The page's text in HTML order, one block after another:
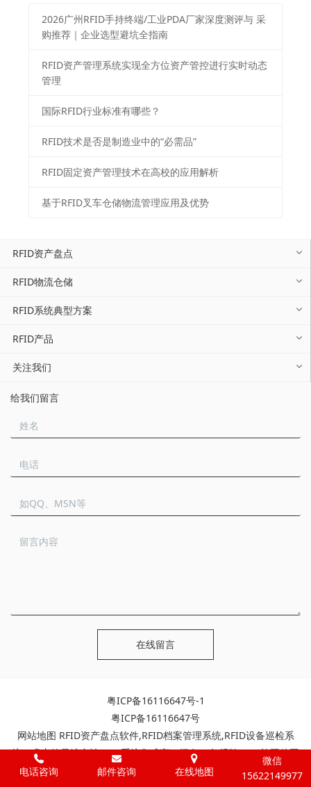
2026⼴州RFID⼿持终端/⼯业PDA⼚家深度测评与 采
购推荐｜企业选型避坑全指南
RFID资产管理系统实现全方位资产管控进行实时动态
管理
国际RFID行业标准有哪些？
RFID技术是否是制造业中的“必需品”
RFID固定资产管理技术在高校的应用解析
基于RFID叉车仓储物流管理应用及优势
RFID资产盘点
RFID物流仓储
RFID系统典型方案
RFID产品
关注我们
给我们留言
在线留言
粤ICP备16116647号-1
粤ICP备16116647号
网站地图 RFID资产盘点软件,RFID档案管理系统,RFID设备巡检系
统。睿丰德是综合性RFID系统集成商，拥有10年经验RFID软硬件工
程师团队保障您的RFID项目落地到位！
电话咨询 邮件咨询 在线地图
微信
15622149977